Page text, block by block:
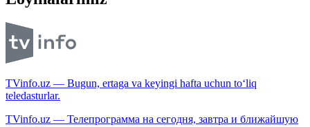
TVinfo.uz — Bugun, ertaga va keyingi hafta uchun to‘liq
teledasturlar.
TVinfo.uz — Телепрограмма на сегодня, завтра и ближайшую